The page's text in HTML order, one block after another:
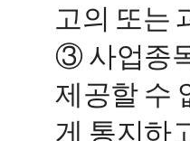
고의 또는
③ 사업종
제공할 수
게 통지하